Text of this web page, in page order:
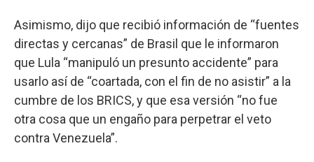
Asimismo, dijo que recibió información de “fuentes
directas y cercanas” de Brasil que le informaron
que Lula “manipuló un presunto accidente” para
usarlo así de “coartada, con el fin de no asistir” a la
cumbre de los BRICS, y que esa versión “no fue
otra cosa que un engaño para perpetrar el veto
contra Venezuela”.